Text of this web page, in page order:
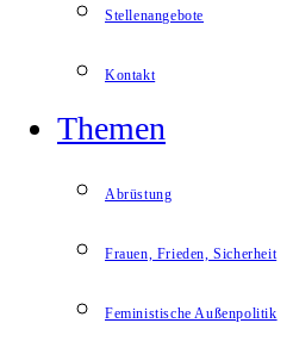
Stellenangebote
Kontakt
Themen
Abrüstung
Frauen, Frieden, Sicherheit
Feministische Außenpolitik